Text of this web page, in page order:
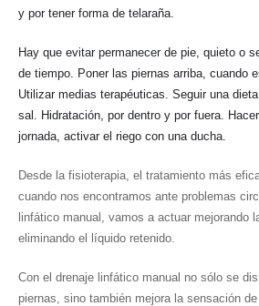
y por tener forma de telaraña.
Hay que evitar permanecer de pie, quieto o
de tiempo. Poner las piernas arriba, cuando
Utilizar medias terapéuticas. Seguir una
sal. Hidratación, por dentro y por fuera.
jornada, activar el riego con una ducha.
Desde la fisioterapia, el tratamiento más
cuando nos encontramos ante problemas
linfático manual, vamos a actuar mejorando
eliminando el líquido retenido.
Con el drenaje linfático manual no sólo se
piernas, sino también mejora la sensación